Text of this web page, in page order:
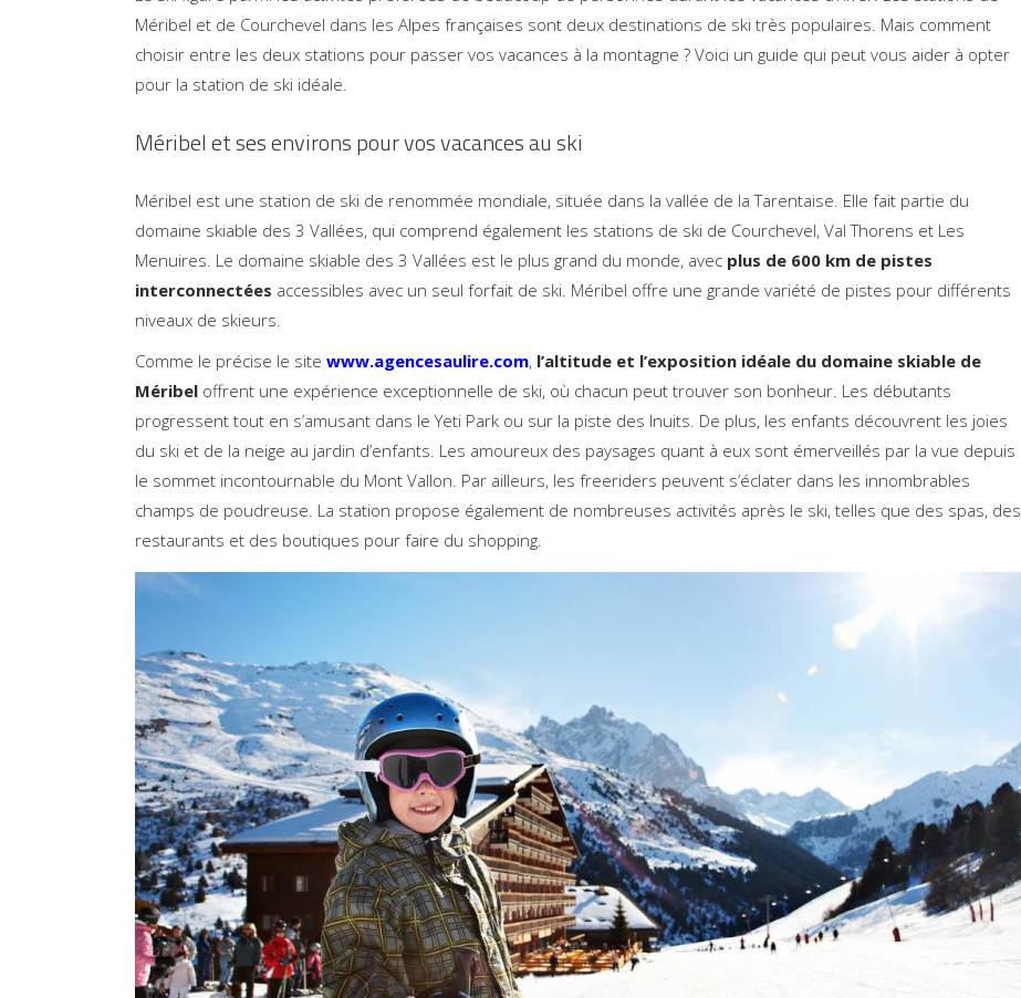
Méribel et de Courchevel dans les Alpes françaises sont deux destinations de ski très populaires. Mais comment
choisir entre les deux stations pour passer vos vacances à la montagne ? Voici un guide qui peut vous aider à opter
pour la station de ski idéale.
Méribel et ses environs pour vos vacances au ski
Méribel est une station de ski de renommée mondiale, située dans la vallée de la Tarentaise. Elle fait partie du
domaine skiable des 3 Vallées, qui comprend également les stations de ski de Courchevel, Val Thorens et Les
Menuires. Le domaine skiable des 3 Vallées est le plus grand du monde, avec plus de 600 km de pistes
interconnectées accessibles avec un seul forfait de ski. Méribel offre une grande variété de pistes pour différents
niveaux de skieurs.
Comme le précise le site www.agencesaulire.com, l’altitude et l’exposition idéale du domaine skiable de
Méribel offrent une expérience exceptionnelle de ski, où chacun peut trouver son bonheur. Les débutants
progressent tout en s’amusant dans le Yeti Park ou sur la piste des Inuits. De plus, les enfants découvrent les joies
du ski et de la neige au jardin d’enfants. Les amoureux des paysages quant à eux sont émerveillés par la vue depuis
le sommet incontournable du Mont Vallon. Par ailleurs, les freeriders peuvent s’éclater dans les innombrables
champs de poudreuse. La station propose également de nombreuses activités après le ski, telles que des spas, des
restaurants et des boutiques pour faire du shopping.